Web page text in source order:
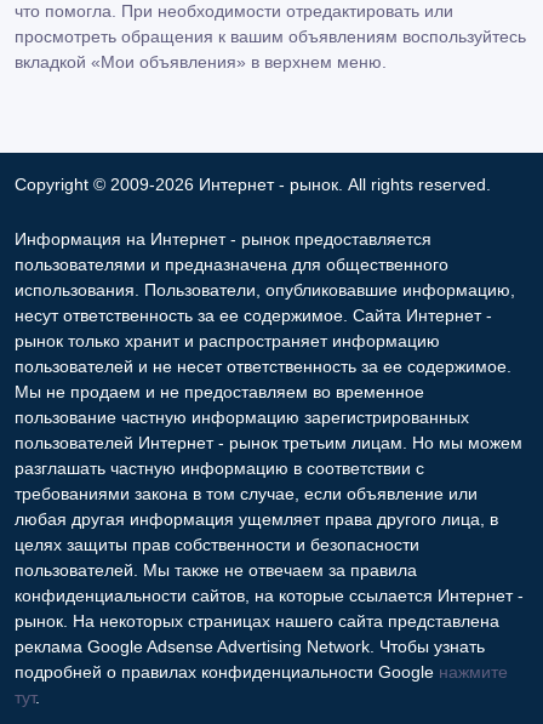
что помогла. При необходимости отредактировать или
просмотреть обращения к вашим объявлениям воспользуйтесь
вкладкой «Мои объявления» в верхнем меню.
Copyright © 2009-2026 Интернет - рынок. All rights reserved.
Информация на Интернет - рынок предоставляется
пользователями и предназначена для общественного
использования. Пользователи, опубликовавшие информацию,
несут ответственность за ее содержимое. Сайта Интернет -
рынок только хранит и распространяет информацию
пользователей и не несет ответственность за ее содержимое.
Мы не продаем и не предоставляем во временное
пользование частную информацию зарегистрированных
пользователей Интернет - рынок третьим лицам. Но мы можем
разглашать частную информацию в соответствии с
требованиями закона в том случае, если объявление или
любая другая информация ущемляет права другого лица, в
целях защиты прав собственности и безопасности
пользователей. Мы также не отвечаем за правила
конфиденциальности сайтов, на которые ссылается Интернет -
рынок. На некоторых страницах нашего сайта представлена
реклама Google Adsense Advertising Network. Чтобы узнать
подробней о правилах конфиденциальности Google нажмите
тут.